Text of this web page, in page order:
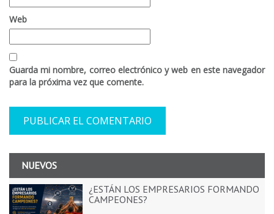
Web
Guarda mi nombre, correo electrónico y web en este navegador
para la próxima vez que comente.
NUEVOS
¿ESTÁN LOS EMPRESARIOS FORMANDO
CAMPEONES?